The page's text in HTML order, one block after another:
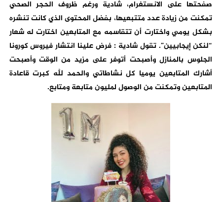
صفحتها على الانستغرام، شادية ورغم ظروف الحجر الصحي
تمكنت من زيادة عدد متتبعيها، بفضل المحتوى الذي كانت تنشره
بشكل يومي واختارت أن تتقاسمه مع المتابعين اختارت له شعار
“لنكن إيجابيين”. تقول شادية : فرض علينا انتشار فيروس كورونا
الجلوس بالمنازل وأصبحت أتوفر على مزيد من الوقت وأصبحت
أشارك المتابعين يوميا كل نشاطاتي والحمد لله كبرت قاعادة
المتابعين وتمكنت من الوصول لمليون متابعة ومتابع.